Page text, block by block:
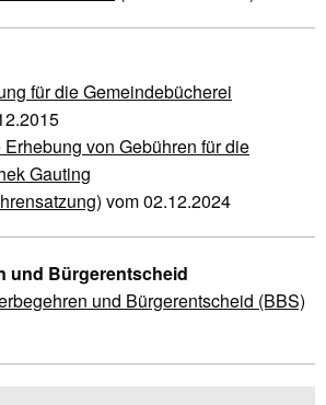
für die Gemeindebücherei
von Gebühren für die
Gauting
vom 02.12.2024
und Bürgerentscheid
und Bürgerentscheid (BBS)